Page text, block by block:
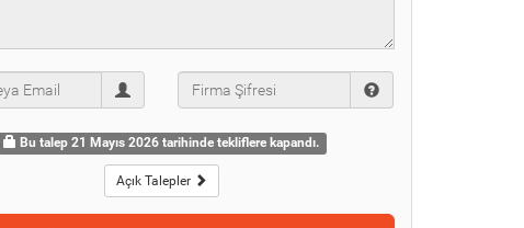
Bu talep 21 Mayıs 2026 tarihinde tekliflere kapandı.
Açık Talepler